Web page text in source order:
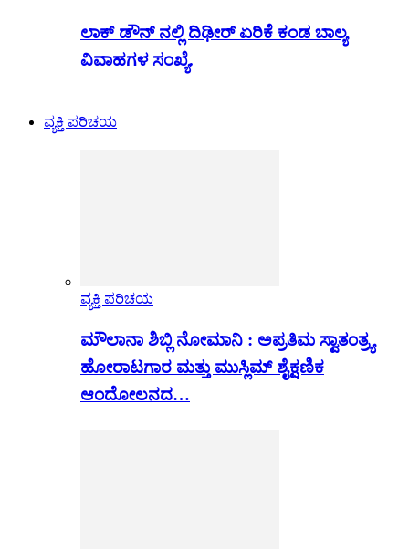
ಲಾಕ್ ಡೌನ್ ನಲ್ಲಿ ದಿಢೀರ್ ಏರಿಕೆ ಕಂಡ ಬಾಲ್ಯ
ವಿವಾಹಗಳ ಸಂಖ್ಯೆ.
ವ್ಯಕ್ತಿ ಪರಿಚಯ
ವ್ಯಕ್ತಿ ಪರಿಚಯ
ಮೌಲಾನಾ ಶಿಬ್ಲಿ ನೋಮಾನಿ : ಅಪ್ರತಿಮ ಸ್ವಾತಂತ್ರ್ಯ
ಹೋರಾಟಗಾರ ಮತ್ತು ಮುಸ್ಲಿಮ್ ಶೈಕ್ಷಣಿಕ
ಆಂದೋಲನದ…